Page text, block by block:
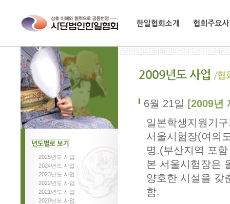
년도별로보기
2025년도 사업
2024년도 사업
2023년도 사업
2022년도 사업
2021년도 사업
2020년도 사업
6월 21일 [2009년
일본학생지원기
서울시험장(여의
명.(부산지역 포
본 서울시험장은
양호한 시설을 갖
함.